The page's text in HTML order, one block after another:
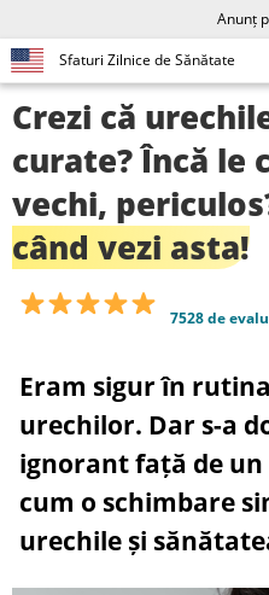
Anunț
Sfaturi Zilnice de Sănătate
Crezi că
curate? Încă le
vechi,
când vezi asta!
7528 de
Eram sigur în
urechilor. Dar s-a
ignorant față de un
cum o schimbare
urechile și